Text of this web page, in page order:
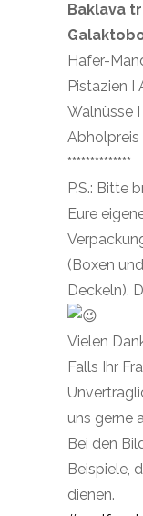
Baklava
Hafer-
Pistazien I
Walnüsse I
Abholpreis
**************
P.S.: Bitte
Eure
(Boxen
Deckeln),
Vielen
Falls Ihr
uns gerne
Bei den
Beispiele,
dienen.